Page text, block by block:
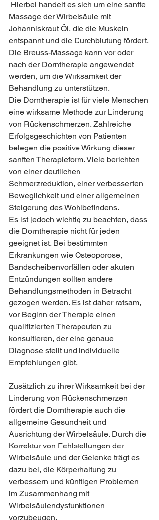
Massage der Wirbelsäule mit
Johanniskraut Öl, die die Muskeln
entspannt und die Durchblutung fördert.
Die Breuss-Massage kann vor oder
nach der Dorntherapie angewendet
werden, um die Wirksamkeit der
Behandlung zu unterstützen.
Die Dorntherapie ist für viele Menschen
eine wirksame Methode zur Linderung
von Rückenschmerzen. Zahlreiche
Erfolgsgeschichten von Patienten
belegen die positive Wirkung dieser
sanften Therapieform. Viele berichten
von einer deutlichen
Schmerzreduktion, einer verbesserten
Beweglichkeit und einer allgemeinen
Steigerung des Wohlbefindens.
Es ist jedoch wichtig zu beachten, dass
die Dorntherapie nicht für jeden
geeignet ist. Bei bestimmten
Erkrankungen wie Osteoporose,
Bandscheibenvorfällen oder akuten
Entzündungen sollten andere
Behandlungsmethoden in Betracht
gezogen werden. Es ist daher ratsam,
vor Beginn der Therapie einen
qualifizierten Therapeuten zu
konsultieren, der eine genaue
Diagnose stellt und individuelle
Empfehlungen gibt.
Zusätzlich zu ihrer Wirksamkeit bei der
Linderung von Rückenschmerzen
fördert die Dorntherapie auch die
allgemeine Gesundheit und
Ausrichtung der Wirbelsäule. Durch die
Korrektur von Fehlstellungen der
Wirbelsäule und der Gelenke trägt es
dazu bei, die Körperhaltung zu
verbessern und künftigen Problemen
im Zusammenhang mit
Wirbelsäulendysfunktionen
vorzubeugen.